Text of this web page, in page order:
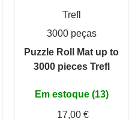
Trefl
3000 peças
Puzzle Roll Mat up to
3000 pieces Trefl
Em estoque (13)
17,00 €